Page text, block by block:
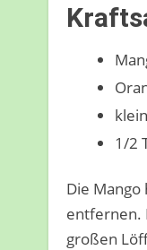
1/2
Die Mango
entfernen.
großen